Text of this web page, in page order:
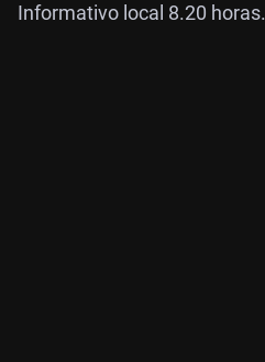
Informativo local 8.20 horas.